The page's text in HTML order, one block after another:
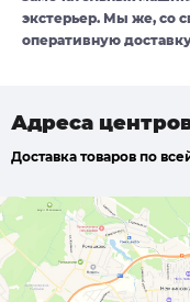
экстерьер. Мы же, со
оперативную
Адреса
Доставка товаров по